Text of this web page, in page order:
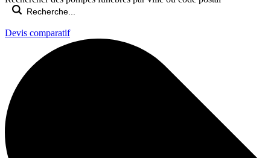
Devis comparatif